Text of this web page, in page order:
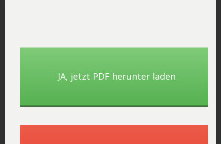
Marketing effizienter
und...
Erfolg Ihrer
JA, ​jetzt PDF herunter laden